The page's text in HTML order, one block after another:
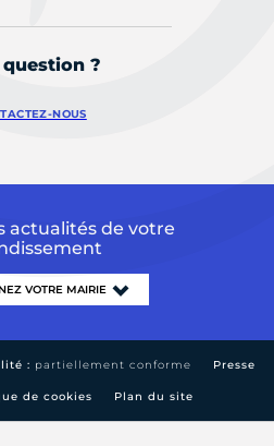
question ?
NOUS
actualités de votre
: partiellement conforme Presse
de cookies Plan du site